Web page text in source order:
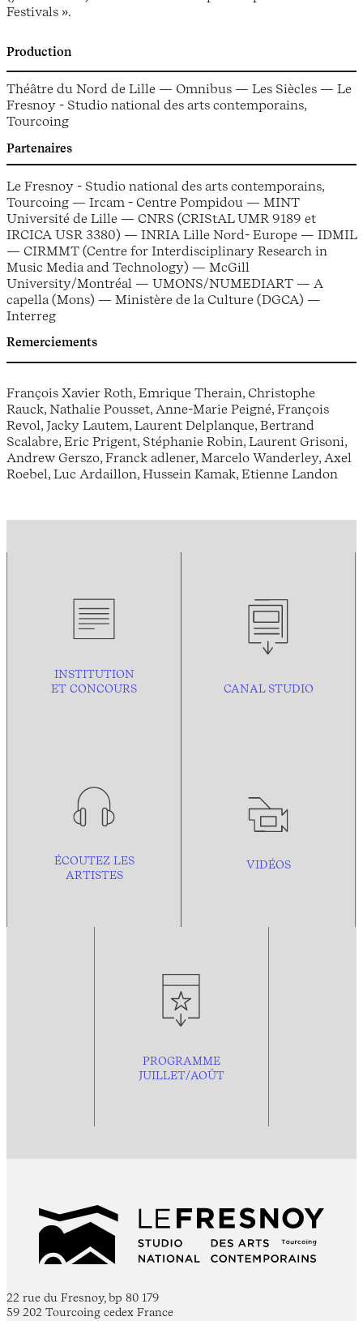
Festivals ».
Production
Théâtre du Nord de Lille — Omnibus — Les Siècles — Le
Fresnoy - Studio national des arts contemporains,
Tourcoing
Partenaires
Le Fresnoy - Studio national des arts contemporains,
Tourcoing — Ircam - Centre Pompidou — MINT
Université de Lille — CNRS (CRIStAL UMR 9189 et
IRCICA USR 3380) — INRIA Lille Nord- Europe — IDMIL
— CIRMMT (Centre for Interdisciplinary Research in
Music Media and Technology) — McGill
University/Montréal — UMONS/NUMEDIART — A
capella (Mons) — Ministère de la Culture (DGCA) —
Interreg
Remerciements
François Xavier Roth, Emrique Therain, Christophe
Rauck, Nathalie Pousset, Anne-Marie Peigné, François
Revol, Jacky Lautem, Laurent Delplanque, Bertrand
Scalabre, Eric Prigent, Stéphanie Robin, Laurent Grisoni,
Andrew Gerszo, Franck adlener, Marcelo Wanderley, Axel
Roebel, Luc Ardaillon, Hussein Kamak, Etienne Landon
INSTITUTION
ET CONCOURS
CANAL STUDIO
ÉCOUTEZ LES
ARTISTES
VIDÉOS
PROGRAMME
JUILLET/AOÛT
22 rue du Fresnoy, bp 80 179
59 202 Tourcoing cedex France